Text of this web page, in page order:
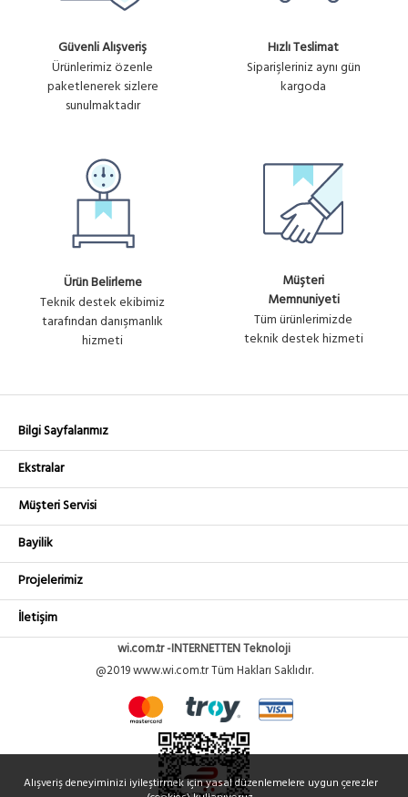
WIPOINT-50
HOTSPOT VE LOGIN YONETIM
/ YILLIK
No :
U974
WIPOINT-25
/ YILLIK
U934
Güvenli Alışveriş
Ürünlerimiz özenle
paketlenerek sizlere
sunulmaktadır
Hızlı Teslimat
Siparişleriniz aynı gün
kargoda
Ürün Belirleme
Teknik destek ekibimiz
tarafından danışmanlık
hizmeti
Müşteri
Memnuniyeti
Tüm ürünlerimizde
teknik destek hizmeti
Bilgi Sayfalarımız
Ekstralar
Müşteri Servisi
Bayilik
Projelerimiz
İletişim
wi.com.tr -INTERNETTEN Teknoloji
@2019 www.wi.com.tr Tüm Hakları Saklıdır.
Alışveriş deneyiminizi iyileştirmek için yasal düzenlemelere uygun çerezler